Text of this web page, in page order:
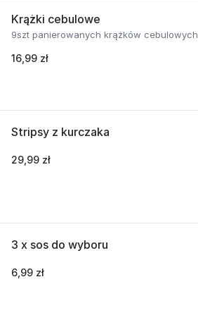
Krążki cebulowe
9szt panierowanych krążków cebulowych
16,99 zł
Stripsy z kurczaka
29,99 zł
3 x sos do wyboru
6,99 zł